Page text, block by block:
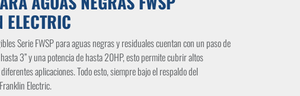
ELECTRIC
Serie FWSP para aguas negras y residuales cuentan con un paso de
3” y una potencia de hasta 20HP, esto permite cubrir altos
aplicaciones. Todo esto, siempre bajo el respaldo del
Electric.